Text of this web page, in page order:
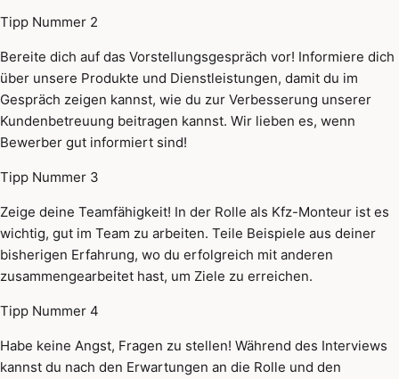
Tipp Nummer 2
Bereite dich auf das Vorstellungsgespräch vor! Informiere dich
über unsere Produkte und Dienstleistungen, damit du im
Gespräch zeigen kannst, wie du zur Verbesserung unserer
Kundenbetreuung beitragen kannst. Wir lieben es, wenn
Bewerber gut informiert sind!
Tipp Nummer 3
Zeige deine Teamfähigkeit! In der Rolle als Kfz-Monteur ist es
wichtig, gut im Team zu arbeiten. Teile Beispiele aus deiner
bisherigen Erfahrung, wo du erfolgreich mit anderen
zusammengearbeitet hast, um Ziele zu erreichen.
Tipp Nummer 4
Habe keine Angst, Fragen zu stellen! Während des Interviews
kannst du nach den Erwartungen an die Rolle und den